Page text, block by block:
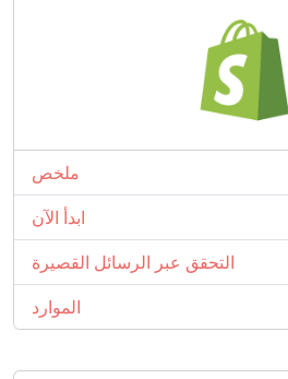
ملخص
ابدأ الآن
التحقق عبر الرسائل القصيرة
الموارد